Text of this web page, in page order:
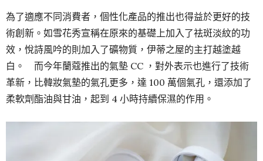
為了適應不同消費者，個性化產品的推出也得益於更好的技
術創新。如雪花秀宣稱在原來的基礎上加入了祛斑淡紋的功
效，悅詩風吟的則加入了礦物質，伊蒂之屋的主打越塗越
白。 而今年蘭蔻推出的氣墊 CC ，對外表示也進行了技術
革新，比韓妝氣墊的氣孔更多，達 100 萬個氣孔，還添加了
柔軟劑酯油與甘油，起到 4 小時持續保濕的作用。